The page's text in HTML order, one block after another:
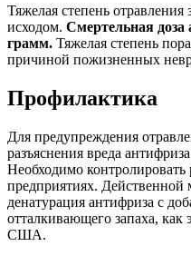
Тяжелая степень отравления
исходом. Смертельная доза
грамм. Тяжелая степень
причиной пожизненных
Профилактика
Для предупреждения
разъяснения вреда
Необходимо контролировать
предприятиях.
денатурация антифриза с
отталкивающего запаха, как
США.